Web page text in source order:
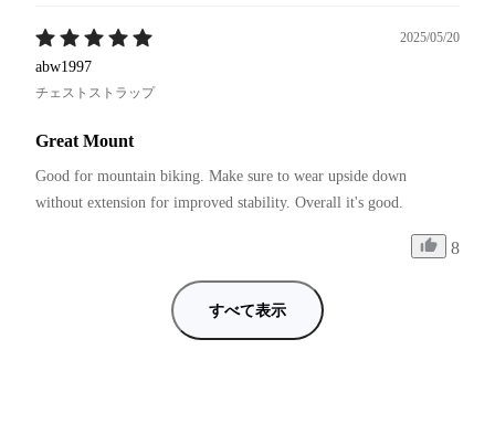
2025/05/20
abw1997
チェストストラップ
Great Mount
Good for mountain biking. Make sure to wear upside down
without extension for improved stability. Overall it's good.
8
すべて表示